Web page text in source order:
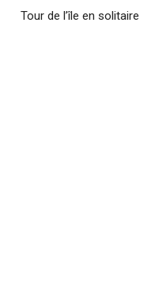
Tour de l’île en solitaire